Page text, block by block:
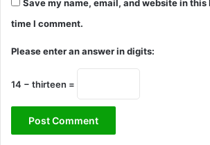
Save my name, email, and website in
time I comment.
Please enter an answer in digits:
14 − thirteen =